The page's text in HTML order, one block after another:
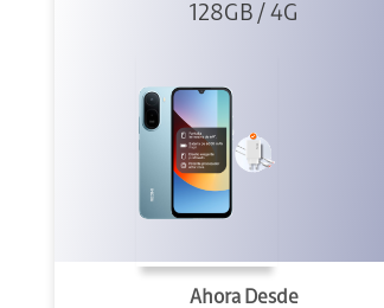
Azul + Cargador
128GB / 4G
Ahora Desde